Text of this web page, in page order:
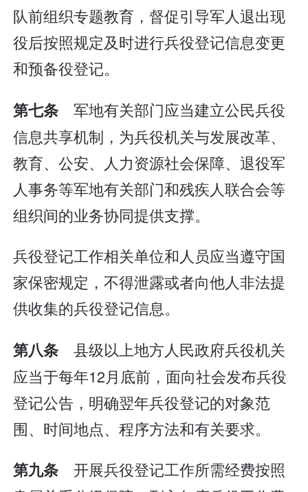
队前组织专题教育，督促引导军人退出现
役后按照规定及时进行兵役登记信息变更
和预备役登记。
第七条军地有关部门应当建立公民兵役
信息共享机制，为兵役机关与发展改革、
教育、公安、人力资源社会保障、退役军
人事务等军地有关部门和残疾人联合会等
组织间的业务协同提供支撑。
兵役登记工作相关单位和人员应当遵守国
家保密规定，不得泄露或者向他人非法提
供收集的兵役登记信息。
第八条县级以上地方人民政府兵役机关
应当于每年12月底前，面向社会发布兵役
登记公告，明确翌年兵役登记的对象范
围、时间地点、程序方法和有关要求。
第九条开展兵役登记工作所需经费按照